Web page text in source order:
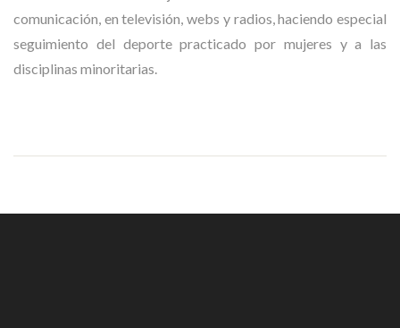
comunicación, en televisión, webs y radios, haciendo especial
seguimiento del deporte practicado por mujeres y a las
disciplinas minoritarias.